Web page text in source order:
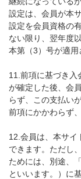
設定は、会員が本
設定を会員資格の
ない限り、翌年度
本第（3）号が適用
11.前項に基づき入
が確定した後、会
らず、この支払い
前項にかかわらず
12.会員は、本サイ
できます。ただし
ためには、別途、
といいます。）に